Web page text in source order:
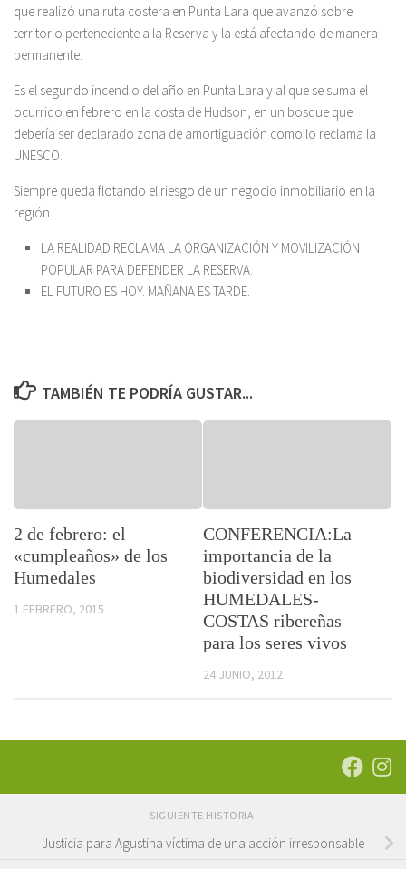
que realizó una ruta costera en Punta Lara que avanzó sobre
territorio perteneciente a la Reserva y la está afectando de manera
permanente.
Es el segundo incendio del año en Punta Lara y al que se suma el
ocurrido en febrero en la costa de Hudson, en un bosque que
debería ser declarado zona de amortiguación como lo reclama la
UNESCO.
Siempre queda flotando el riesgo de un negocio inmobiliario en la
región.
LA REALIDAD RECLAMA LA ORGANIZACIÓN Y MOVILIZACIÓN
POPULAR PARA DEFENDER LA RESERVA.
EL FUTURO ES HOY. MAÑANA ES TARDE.
TAMBIÉN TE PODRÍA GUSTAR...
2 de febrero: el
«cumpleaños» de los
Humedales
1 FEBRERO, 2015
CONFERENCIA:La
importancia de la
biodiversidad en los
HUMEDALES-
COSTAS ribereñas
para los seres vivos
24 JUNIO, 2012
SIGUIENTE HISTORIA
Justicia para Agustina víctima de una acción irresponsable